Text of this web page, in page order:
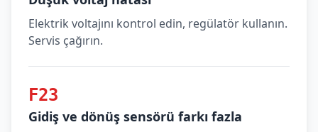
Elektrik voltajını kontrol edin, regülatör kullanın.
Servis çağırın.
F23
Gidiş ve dönüş sensörü farkı fazla